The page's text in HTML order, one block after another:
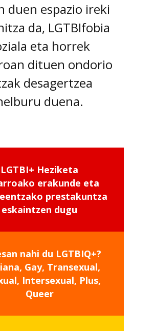
duen espazio ireki
da, LGTBIfobia
eta horrek
dituen ondorio
desagertzea
duena.
LGTBI+ Heziketa
erakunde eta
prestakuntza
eskaintzen dugu
nahi du LGTBIQ+?
Gay, Transexual,
Intersexual, Plus,
Queer